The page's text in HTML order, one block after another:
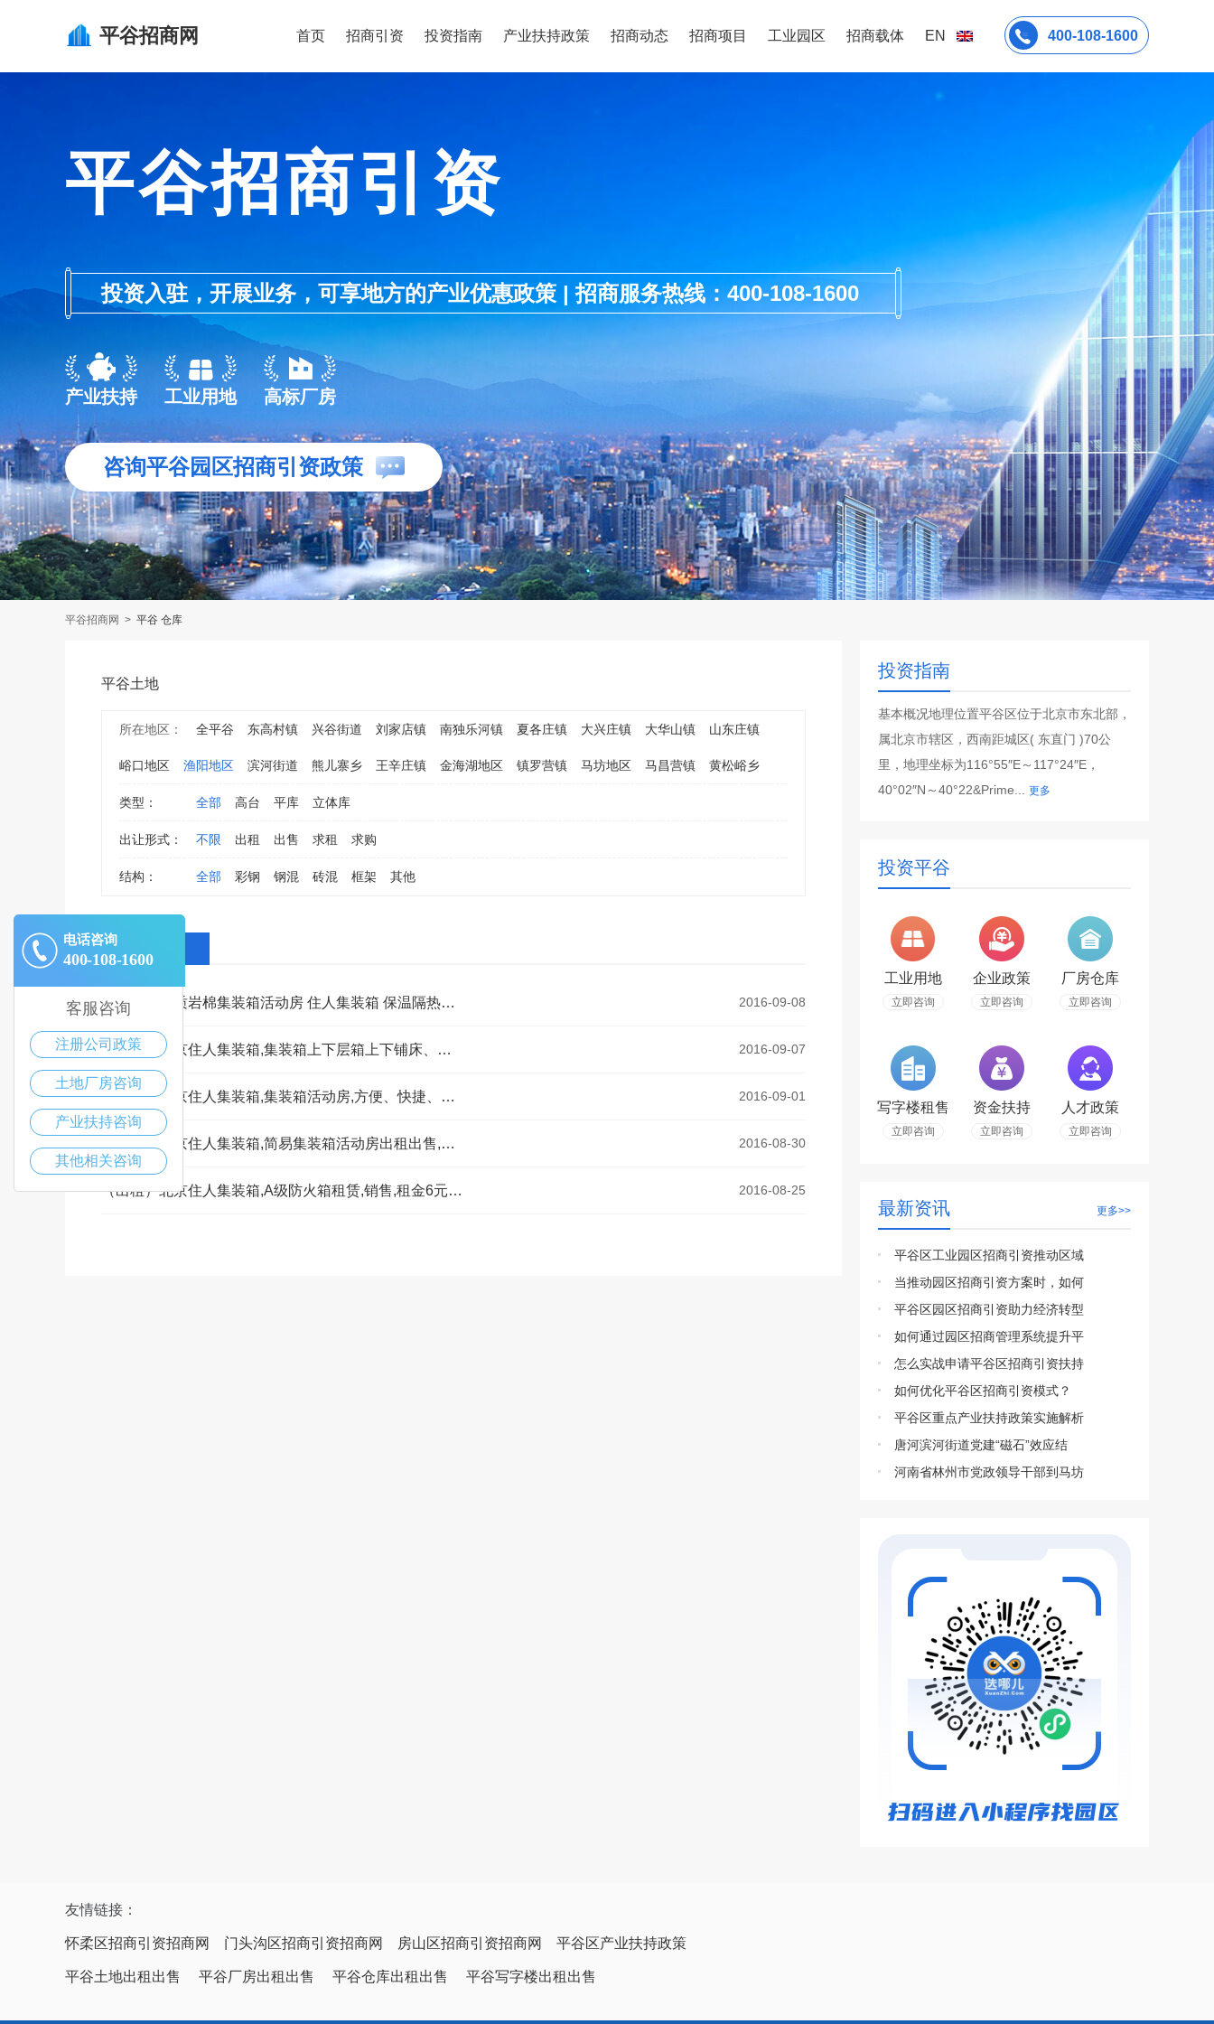
平谷招商网 首页 招商引资 投资指南 产业扶持政策 招商动态 招商项目 工业园区 招商载体 EN 400-108-1600
平谷招商引资
投资入驻，开展业务，可享地方的产业优惠政策 | 招商服务热线：400-108-1600
产业扶持 工业用地 高标厂房
咨询平谷园区招商引资政策
平谷招商网 > 平谷 仓库
平谷土地
所在地区： 全平谷 东高村镇 兴谷街道 刘家店镇 南独乐河镇 夏各庄镇 大兴庄镇 大华山镇 山东庄镇
峪口地区 渔阳地区 滨河街道 熊儿寨乡 王辛庄镇 金海湖地区 镇罗营镇 马坊地区 马昌营镇 黄松峪乡
类型： 全部 高台 平库 立体库
出让形式： 不限 出租 出售 求租 求购
结构： 全部 彩钢 钢混 砖混 框架 其他
（出租）优质岩棉集装箱活动房 住人集装箱 保温隔热安装快捷 2016-09-08
（出租）北京住人集装箱,集装箱上下层箱上下铺床、空调出租 2016-09-07
（出租）北京住人集装箱,集装箱活动房,方便、快捷、终身服务 2016-09-01
（出租）北京住人集装箱,简易集装箱活动房出租出售,质量保证 2016-08-30
（出租）北京住人集装箱,A级防火箱租赁,销售,租金6元每天 2016-08-25
投资指南
基本概况地理位置平谷区位于北京市东北部，
属北京市辖区，西南距城区( 东直门 )70公
里，地理坐标为116°55″E～117°24″E，
40°02″N～40°22&Prime... 更多
投资平谷
工业用地
立即咨询
企业政策
立即咨询
厂房仓库
立即咨询
写字楼租售
立即咨询
资金扶持
立即咨询
人才政策
立即咨询
最新资讯 更多>>
平谷区工业园区招商引资推动区域
当推动园区招商引资方案时，如何
平谷区园区招商引资助力经济转型
如何通过园区招商管理系统提升平
怎么实战申请平谷区招商引资扶持
如何优化平谷区招商引资模式？
平谷区重点产业扶持政策实施解析
唐河滨河街道党建“磁石”效应结
河南省林州市党政领导干部到马坊
友情链接：
怀柔区招商引资招商网 门头沟区招商引资招商网 房山区招商引资招商网 平谷区产业扶持政策
平谷土地出租出售 平谷厂房出租出售 平谷仓库出租出售 平谷写字楼出租出售
电话咨询
400-108-1600
客服咨询
注册公司政策
土地厂房咨询
产业扶持咨询
其他相关咨询